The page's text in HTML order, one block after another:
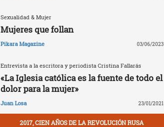
Sexualidad & Mujer
Mujeres que follan
Pikara Magazine 03/06/2023
Entrevista a la escritora y periodista Cristina Fallarás
«La Iglesia católica es la fuente de todo el
dolor para la mujer»
Juan Losa 23/01/2021
2017, CIEN AÑOS DE LA REVOLUCIÓN RUSA